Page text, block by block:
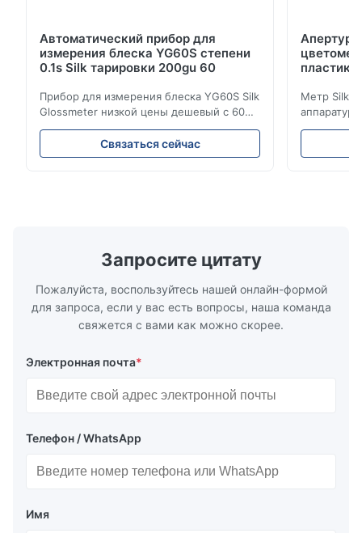
Автоматический прибор для
измерения блеска YG60S степени
0.1s Silk тарировки 200gu 60
Прибор для измерения блеска YG60S Silk
Glossmeter низкой цены дешевый с 60
измерением gu степени 200 лоснистым
Прибор для измерения блеска YG60S 60°
экономический может испытать
Связаться сейчас
Метр Silk
продукции
Запросите цитату
Пожалуйста, воспользуйтесь нашей онлайн-формой
для запроса, если у вас есть вопросы, наша команда
свяжется с вами как можно скорее.
Электронная почта*
Телефон / WhatsApp
Имя